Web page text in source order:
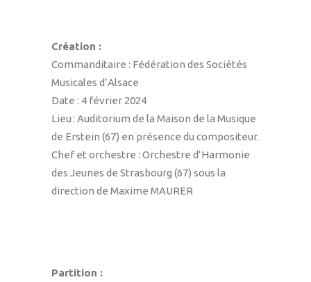
Création :
Commanditaire : Fédération des Sociétés
Musicales d’Alsace
Date : 4 février 2024
Lieu : Auditorium de la Maison de la Musique
de Erstein (67) en présence du compositeur.
Chef et orchestre : Orchestre d’Harmonie
des Jeunes de Strasbourg (67) sous la
direction de Maxime MAURER
Partition :